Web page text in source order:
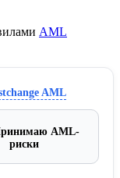
AML
AML
AML-
риски